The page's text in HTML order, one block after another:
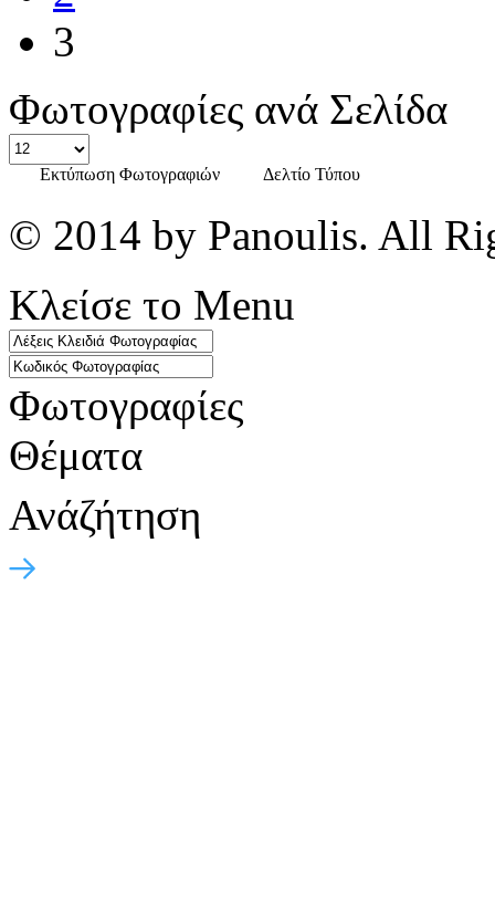
3
Φωτογραφίες ανά Σελίδα
Εκτύπωση Φωτογραφιών Δελτίο Τύπου
© 2014 by Panoulis. All
Κλείσε το Menu
Φωτογραφίες
Θέματα
Ανάζήτηση